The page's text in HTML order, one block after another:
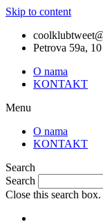
Skip to content
Petrova 59a,
O nama
KONTAKT
Menu
O nama
KONTAKT
Search
Search
Close this search box.